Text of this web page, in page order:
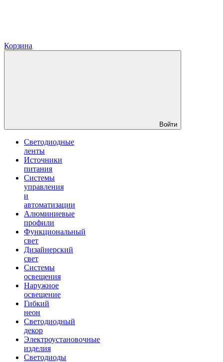
Корзина
Войти
Светодиодные
ленты
Источники
питания
Системы
управления
и
автоматизации
Алюминиевые
профили
Функциональный
свет
Дизайнерский
свет
Системы
освещения
Наружное
освещение
Гибкий
неон
Светодиодный
декор
Электроустановочные
изделия
Светодиоды